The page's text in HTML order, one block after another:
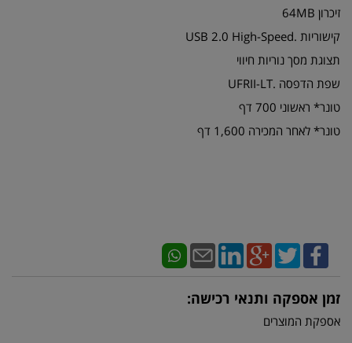
זיכרון 64MB
קישוריות .USB 2.0 High-Speed
תצוגת מסך נוריות חיווי
שפת הדפסה .UFRII-LT
טונר* ראשוני 700 דף
טונר* לאחר המכירה 1,600 דף
זמן אספקה ותנאי רכישה:
אספקת המוצרים